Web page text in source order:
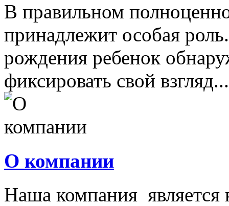
В правильном
принадлежит особая
рождения ребенок
фиксировать свой взгляд...
О компании
Наша компания